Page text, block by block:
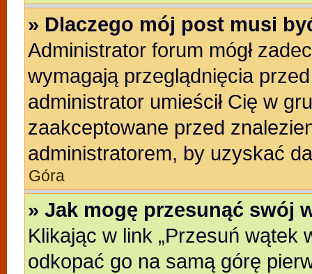
» Dlaczego mój post musi
Administrator forum mógł
wymagają przeglądnięcia
administrator umieścił Cię w
zaakceptowane przed
administratorem, by uzyskać
Góra
» Jak mogę przesunąć swój
Klikając w link „Przesuń wątek
odkopać go na samą górę